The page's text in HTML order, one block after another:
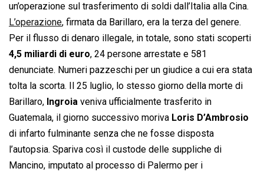
un’operazione sul trasferimento di soldi dall’Italia alla Cina.
L’operazione, firmata da Barillaro, era la terza del genere.
Per il flusso di denaro illegale, in totale, sono stati scoperti
4,5 miliardi di euro, 24 persone arrestate e 581
denunciate. Numeri pazzeschi per un giudice a cui era stata
tolta la scorta. Il 25 luglio, lo stesso giorno della morte di
Barillaro, Ingroia veniva ufficialmente trasferito in
Guatemala, il giorno successivo moriva Loris D’Ambrosio
di infarto fulminante senza che ne fosse disposta
l’autopsia. Spariva così il custode delle suppliche di
Mancino, imputato al processo di Palermo per i